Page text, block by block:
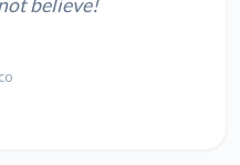
believe!